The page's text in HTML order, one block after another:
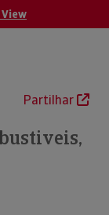
Partilhar